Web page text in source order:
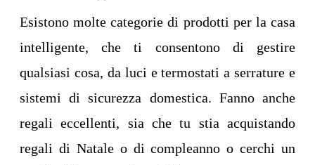
Esistono molte categorie di prodotti per la casa
intelligente, che ti consentono di gestire
qualsiasi cosa, da luci e termostati a serrature e
sistemi di sicurezza domestica. Fanno anche
regali eccellenti, sia che tu stia acquistando
regali di Natale o di compleanno o cerchi un